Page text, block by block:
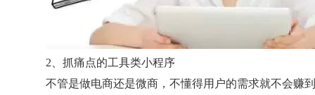
2、抓痛点的工具类小程序
不管是做电商还是微商，不懂得用户的需求就不会赚